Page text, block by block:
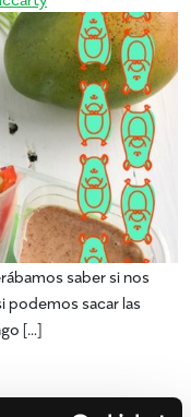
saber si nos
podemos sacar las
[…]